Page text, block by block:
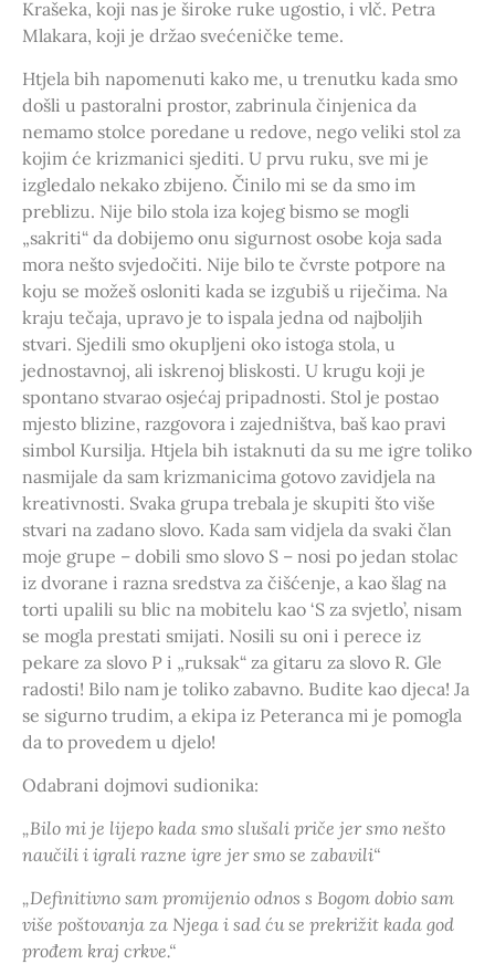
Krašeka, koji nas je široke ruke ugostio, i vlč. Petra
Mlakara, koji je držao svećeničke teme.
Htjela bih napomenuti kako me, u trenutku kada smo
došli u pastoralni prostor, zabrinula činjenica da
nemamo stolce poredane u redove, nego veliki stol za
kojim će krizmanici sjediti. U prvu ruku, sve mi je
izgledalo nekako zbijeno. Činilo mi se da smo im
preblizu. Nije bilo stola iza kojeg bismo se mogli
„sakriti“ da dobijemo onu sigurnost osobe koja sada
mora nešto svjedočiti. Nije bilo te čvrste potpore na
koju se možeš osloniti kada se izgubiš u riječima. Na
kraju tečaja, upravo je to ispala jedna od najboljih
stvari. Sjedili smo okupljeni oko istoga stola, u
jednostavnoj, ali iskrenoj bliskosti. U krugu koji je
spontano stvarao osjećaj pripadnosti. Stol je postao
mjesto blizine, razgovora i zajedništva, baš kao pravi
simbol Kursilja. Htjela bih istaknuti da su me igre toliko
nasmijale da sam krizmanicima gotovo zavidjela na
kreativnosti. Svaka grupa trebala je skupiti što više
stvari na zadano slovo. Kada sam vidjela da svaki član
moje grupe – dobili smo slovo S – nosi po jedan stolac
iz dvorane i razna sredstva za čišćenje, a kao šlag na
torti upalili su blic na mobitelu kao ‘S za svjetlo’, nisam
se mogla prestati smijati. Nosili su oni i perece iz
pekare za slovo P i „ruksak“ za gitaru za slovo R. Gle
radosti! Bilo nam je toliko zabavno. Budite kao djeca! Ja
se sigurno trudim, a ekipa iz Peteranca mi je pomogla
da to provedem u djelo!
Odabrani dojmovi sudionika:
„Bilo mi je lijepo kada smo slušali priče jer smo nešto
naučili i igrali razne igre jer smo se zabavili“
„Definitivno sam promijenio odnos s Bogom dobio sam
više poštovanja za Njega i sad ću se prekrižit kada god
prođem kraj crkve.“